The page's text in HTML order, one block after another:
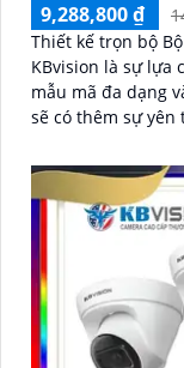
9,288,800 ₫
Thiết kế trọn bộ
KBvision là sự lựa
mẫu mã đa dạng
sẽ có thêm sự